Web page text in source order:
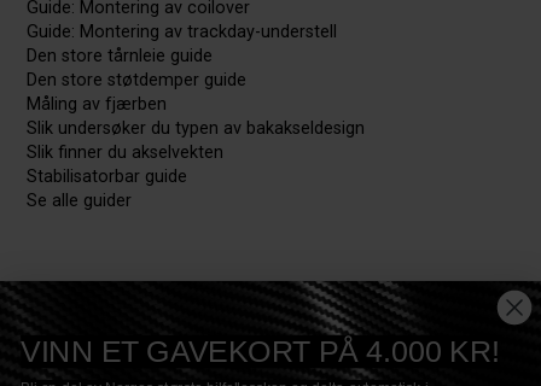
Guide: Montering av coilover
Guide: Montering av trackday-understell
Den store tårnleie guide
Den store støtdemper guide
Måling av fjærben
Slik undersøker du typen av bakakseldesign
Slik finner du akselvekten
Stabilisatorbar guide
Se alle guider
VINN ET GAVEKORT PÅ 4.000 KR!